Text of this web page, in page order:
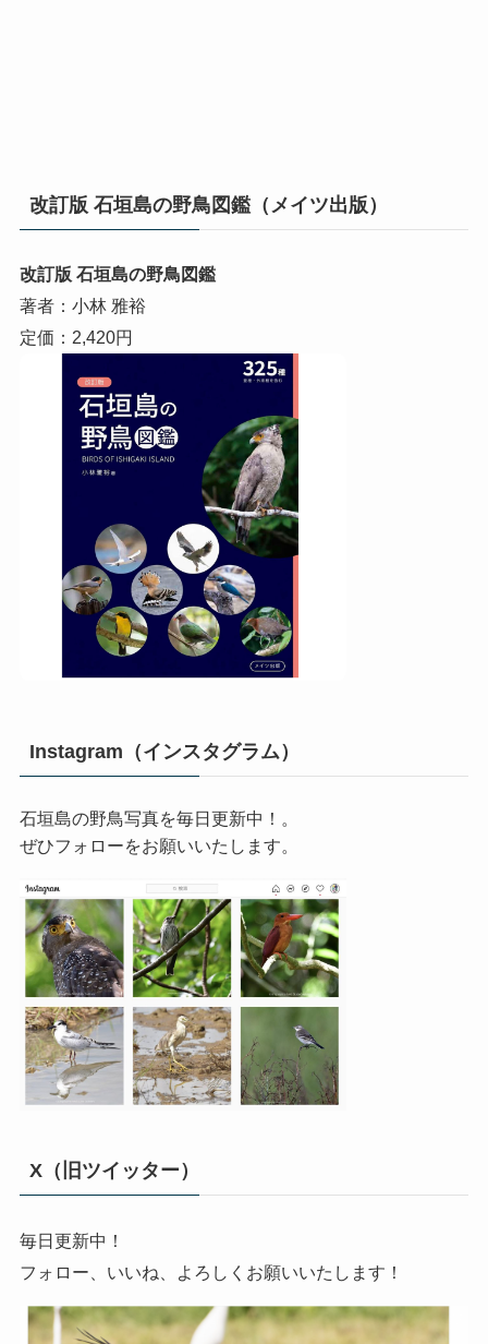
改訂版 石垣島の野鳥図鑑（メイツ出版）
改訂版 石垣島の野鳥図鑑
著者：小林 雅裕
定価：2,420円
Instagram（インスタグラム）
石垣島の野鳥写真を毎日更新中！。
ぜひフォローをお願いいたします。
X（旧ツイッター）
毎日更新中！
フォロー、いいね、よろしくお願いいたします！